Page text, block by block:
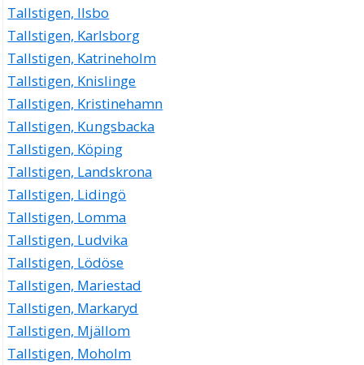
Tallstigen, Ilsbo
Tallstigen, Karlsborg
Tallstigen, Katrineholm
Tallstigen, Knislinge
Tallstigen, Kristinehamn
Tallstigen, Kungsbacka
Tallstigen, Köping
Tallstigen, Landskrona
Tallstigen, Lidingö
Tallstigen, Lomma
Tallstigen, Ludvika
Tallstigen, Lödöse
Tallstigen, Mariestad
Tallstigen, Markaryd
Tallstigen, Mjällom
Tallstigen, Moholm